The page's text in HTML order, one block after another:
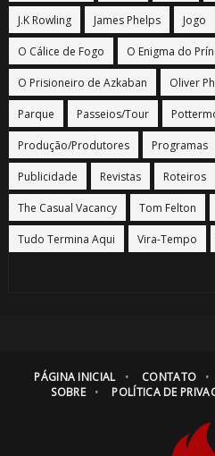
J.K Rowling James Phelps Jogo
O Cálice de Fogo O Enigma do
O Prisioneiro de Azkaban Oliver
Parque Passeios/Tour
Produção/Produtores Programas
Publicidade Revistas Roteiros
The Casual Vacancy Tom Felton
Tudo Termina Aqui Vira-Tempo
PÁGINA INICIAL CONTATO
SOBRE
POLÍTICA DE